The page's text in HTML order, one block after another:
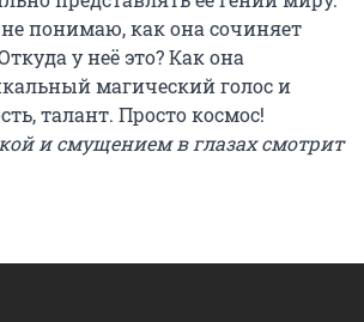
понимаю, как она сочиняет
у неё это? Как она
магический голос и
талант. Просто космос!
и смущением в глазах смотрит